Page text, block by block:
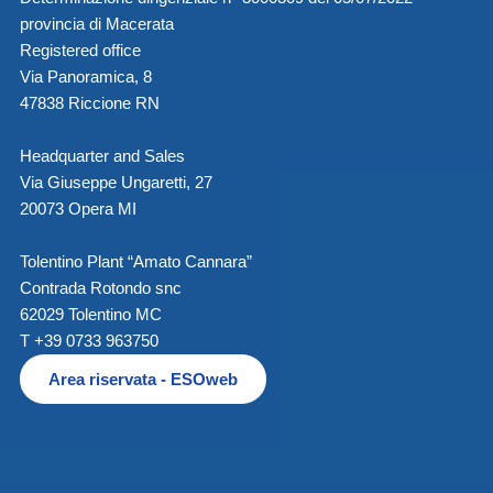
provincia di Macerata
Registered office
Via Panoramica, 8
47838 Riccione RN
Headquarter and Sales
Via Giuseppe Ungaretti, 27
20073 Opera MI
Tolentino Plant “Amato Cannara”
Contrada Rotondo snc
62029 Tolentino MC
T +39 0733 963750
Area riservata - ESOweb